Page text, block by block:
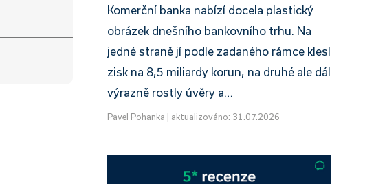
Komerční banka nabízí docela plastický
obrázek dnešního bankovního trhu. Na
jedné straně jí podle zadaného rámce klesl
zisk na 8,5 miliardy korun, na druhé ale dál
výrazně rostly úvěry a…
Pavel Pohanka aktualizováno: 31.07.2026